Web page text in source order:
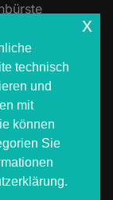
Kleidung
der
dir das
dir
…
PACKLISTE
technisch
und
mit
können
Sie
x